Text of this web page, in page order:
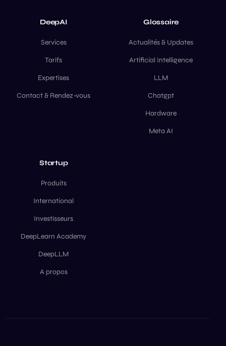
DeepAI
Services
Tarifs
Expertises
Contact & Rendez-vous
Glossaire
Actualités & Updates
Artificial Intelligence
LLM
Chatgpt
Hardware
Meta AI
Startup
Produits
International
Investisseurs
DeepLearn Academy
DeepLLM
A propos